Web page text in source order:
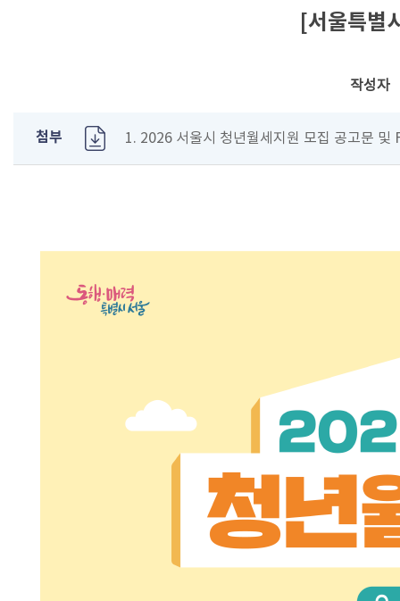
[서울특별
작성자
첨부 1. 2026 서울시 청년월세지원 모집 공고문